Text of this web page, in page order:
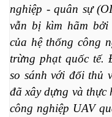
nghiệp - quân sự
vẫn bị kìm hãm bởi
của hệ thống công
trừng phạt quốc tế.
so sánh với đối thủ
đã xây dựng và thực
công nghiệp UAV